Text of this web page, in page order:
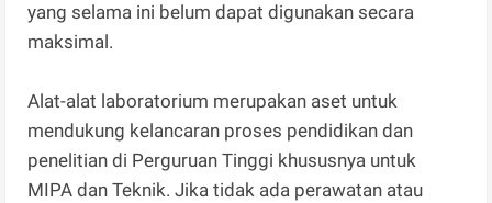
yang selama ini belum dapat digunakan secara
maksimal.
Alat-alat laboratorium merupakan aset untuk
mendukung kelancaran proses pendidikan dan
penelitian di Perguruan Tinggi khususnya untuk
MIPA dan Teknik. Jika tidak ada perawatan atau